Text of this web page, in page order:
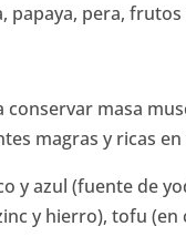
papaya, pera,
conservar masa
magras y ricas
y azul (fuente de
y hierro), tofu (en